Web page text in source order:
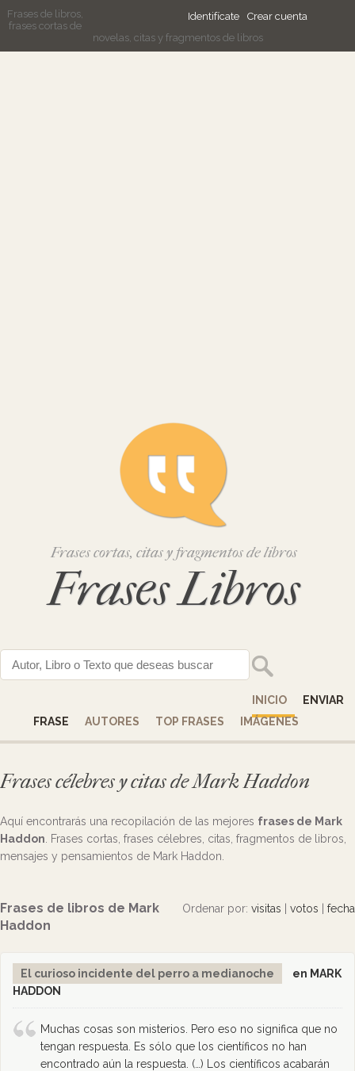
Identifícate Crear cuenta
Frases de libros,
frases cortas de
novelas, citas y fragmentos de libros
Frases cortas, citas y fragmentos de libros
Frases Libros
INICIO
ENVIAR
FRASE
AUTORES TOP FRASES IMÁGENES
Frases célebres y citas de Mark Haddon
Aquí encontrarás una recopilación de las mejores frases de Mark
Haddon . Frases cortas, frases célebres, citas, fragmentos de libros,
mensajes y pensamientos de Mark Haddon.
Ordenar por: visitas votos fecha
Frases de libros de Mark
Haddon
El curioso incidente del perro a medianoche
en MARK
HADDON
Muchas cosas son misterios. Pero eso no significa que no
tengan respuesta. Es sólo que los científicos no han
encontrado aún la respuesta. (…) Los científicos acabarán